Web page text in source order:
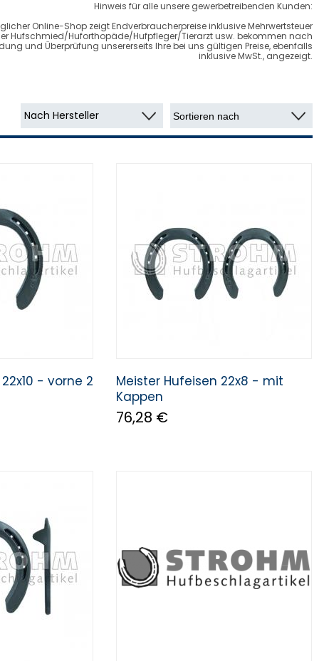
Hinweis für alle unsere gewerbetreibenden Kunden:
Online-Shop zeigt Endverbraucherpreise inklusive Mehrwertsteuer
Hufschmied/Huforthopäde/Hufpfleger/Tierarzt usw. bekommen nach
und Überprüfung unsererseits Ihre bei uns gültigen Preise, ebenfalls
inklusive MwSt., angezeigt.
Nach Hersteller
- vorne 2
Meister Hufeisen 22x8 - mit
Kappen
76,28 €